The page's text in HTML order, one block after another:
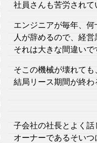
社員さんも苦労されて
エンジニアが毎年、
人が辞めるので、経
それは大きな間違いで
そこの機械が壊れて
結局リース期間が終わ
子会社の社長とよく
オーナーであるそいつ